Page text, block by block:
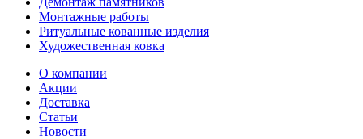
Монтажные работы
Ритуальные кованные изделия
Художественная ковка
О компании
Акции
Доставка
Статьи
Новости